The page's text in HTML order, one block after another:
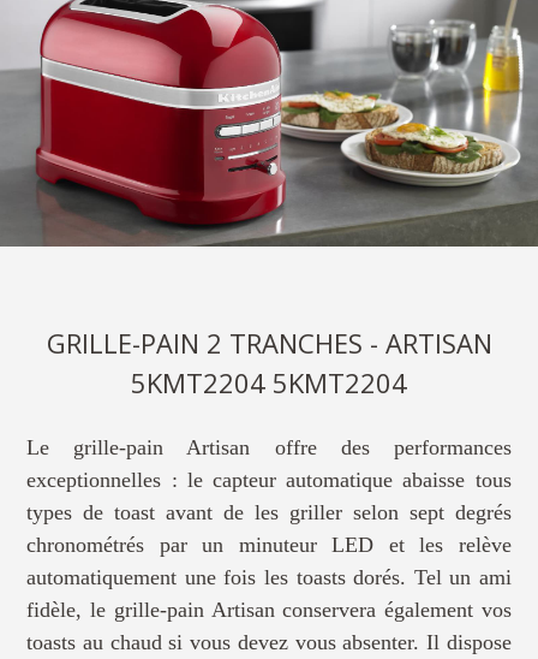
GRILLE-PAIN 2 TRANCHES - ARTISAN
5KMT2204 5KMT2204
Le grille-pain Artisan offre des performances
exceptionnelles : le capteur automatique abaisse tous
types de toast avant de les griller selon sept degrés
chronométrés par un minuteur LED et les relève
automatiquement une fois les toasts dorés. Tel un ami
fidèle, le grille-pain Artisan conservera également vos
toasts au chaud si vous devez vous absenter. Il dispose